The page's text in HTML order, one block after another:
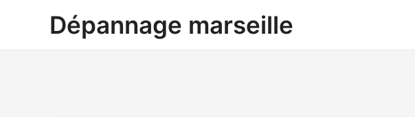
Dépannage marseille